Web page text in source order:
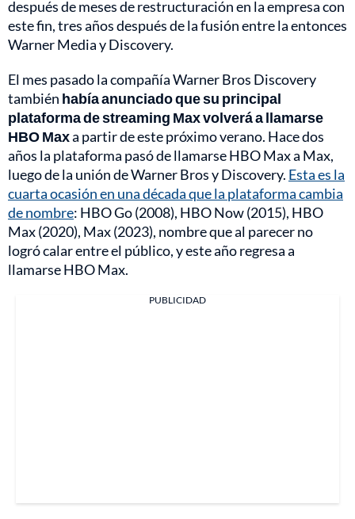
después de meses de restructuración en la empresa con
este fin, tres años después de la fusión entre la entonces
Warner Media y Discovery.
El mes pasado la compañía Warner Bros Discovery
también había anunciado que su principal
plataforma de streaming Max volverá a llamarse
HBO Maxa partir de este próximo verano. Hace dos
años la plataforma pasó de llamarse HBO Max a Max,
luego de la unión de Warner Bros y Discovery. Esta es la
cuarta ocasión en una década que la plataforma cambia
de nombre: HBO Go (2008), HBO Now (2015), HBO
Max (2020), Max (2023), nombre que al parecer no
logró calar entre el público, y este año regresa a
llamarse HBO Max.
PUBLICIDAD